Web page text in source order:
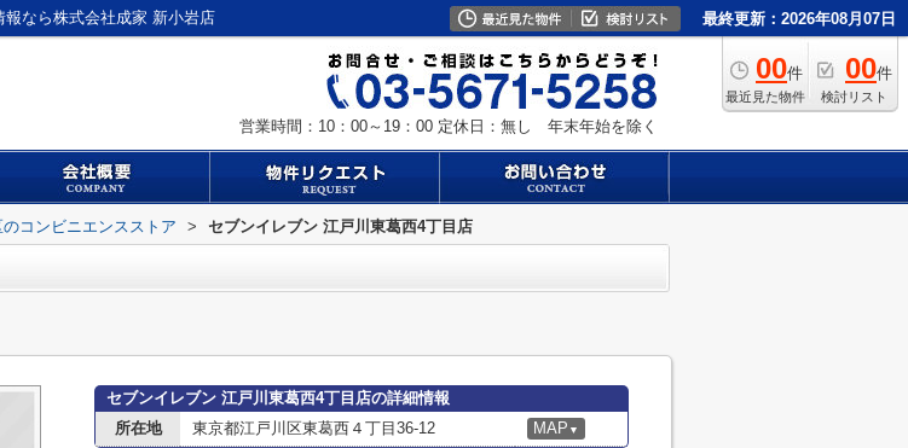
なら株式会社成家 新小岩店 最終更新：2026年08月07日
00件
最近見た物件
00件
検討リスト
営業時間：10：00～19：00 定休日：無し 年末年始を除く
コンビニエンスストア > セブンイレブン 江戸川東葛西4丁目店
セブンイレブン 江戸川東葛西4丁目店の詳細情報
所在地
東京都江戸川区東葛西４丁目36-12 MAP ▼